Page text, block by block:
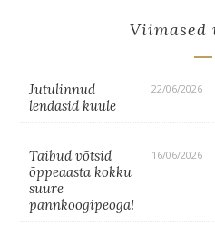
Viimased
Jutulinnud
lendasid kuule
22/06/2026
Taibud võtsid
õppeaasta kokku
suure
pannkoogipeoga!
16/06/2026